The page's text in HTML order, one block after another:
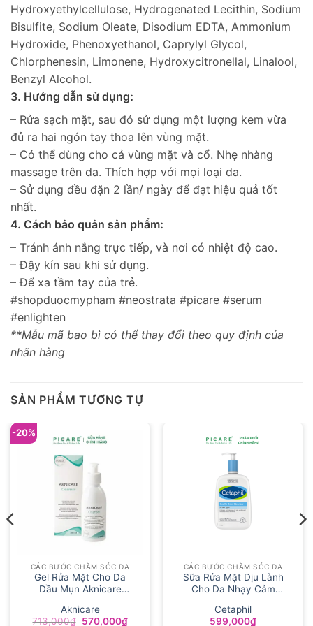
Hydroxyethylcellulose, Hydrogenated Lecithin, Sodium
Bisulfite, Sodium Oleate, Disodium EDTA, Ammonium
Hydroxide, Phenoxyethanol, Caprylyl Glycol,
Chlorphenesin, Limonene, Hydroxycitronellal, Linalool,
Benzyl Alcohol.
3. Hướng dẫn sử dụng:
– Rửa sạch mặt, sau đó sử dụng một lượng kem vừa
đủ ra hai ngón tay thoa lên vùng mặt.
– Có thể dùng cho cả vùng mặt và cổ. Nhẹ nhàng
massage trên da. Thích hợp với mọi loại da.
– Sử dụng đều đặn 2 lần/ ngày để đạt hiệu quả tốt
nhất.
4. Cách bảo quản sản phẩm:
– Tránh ánh nắng trực tiếp, và nơi có nhiệt độ cao.
– Đậy kín sau khi sử dụng.
– Để xa tầm tay của trẻ.
#shopduocmypham #neostrata #picare #serum
#enlighten
**Mẫu mã bao bì có thể thay đổi theo quy định của
nhãn hàng
SẢN PHẨM TƯƠNG TỰ
-20%
CÁC BƯỚC CHĂM SÓC DA
Gel Rửa Mặt Cho Da
Dầu Mụn Aknicare
Aknicare
713,000₫ Giá
570,000₫Giá
CÁC BƯỚC CHĂM SÓC DA
Sữa Rửa Mặt Dịu Lành
Cho Da Nhạy Cảm
Cleanser 1000ml
Cetaphil
599,000₫